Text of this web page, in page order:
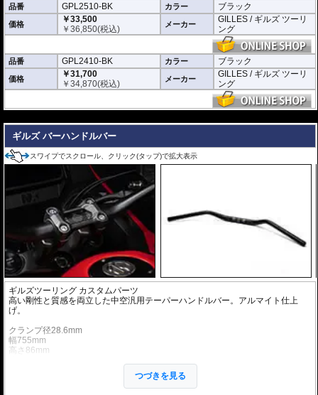
品番 GPL2510-BK カラー ブラック
価格
￥33,500
￥36,850(税込) メーカー
GILLES / ギルズ ツーリ
ング
品番 GPL2410-BK カラー ブラック
価格
￥31,700
￥34,870(税込) メーカー
GILLES / ギルズ ツーリ
ング
ギルズ バーハンドルバー
スワイプでスクロール、クリック(タップ)で拡大表示
ギルズツーリング カスタムパーツ
高い剛性と質感を両立した中空汎用テーパーハンドルバー。アルマイト仕上
げ。
クランプ径28.6mm
幅755mm
高さ86mm
つづきを見る